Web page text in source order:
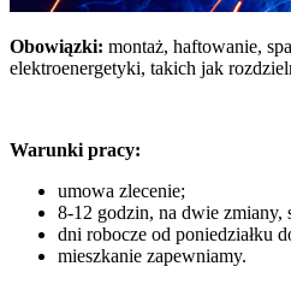
Obowiązki: montaż, haftowanie,
elektroenergetyki, takich jak
Warunki pracy:
umowa zlecenie;
8-12 godzin, na dwie zmiany,
dni robocze od poniedziałku
mieszkanie zapewniamy.